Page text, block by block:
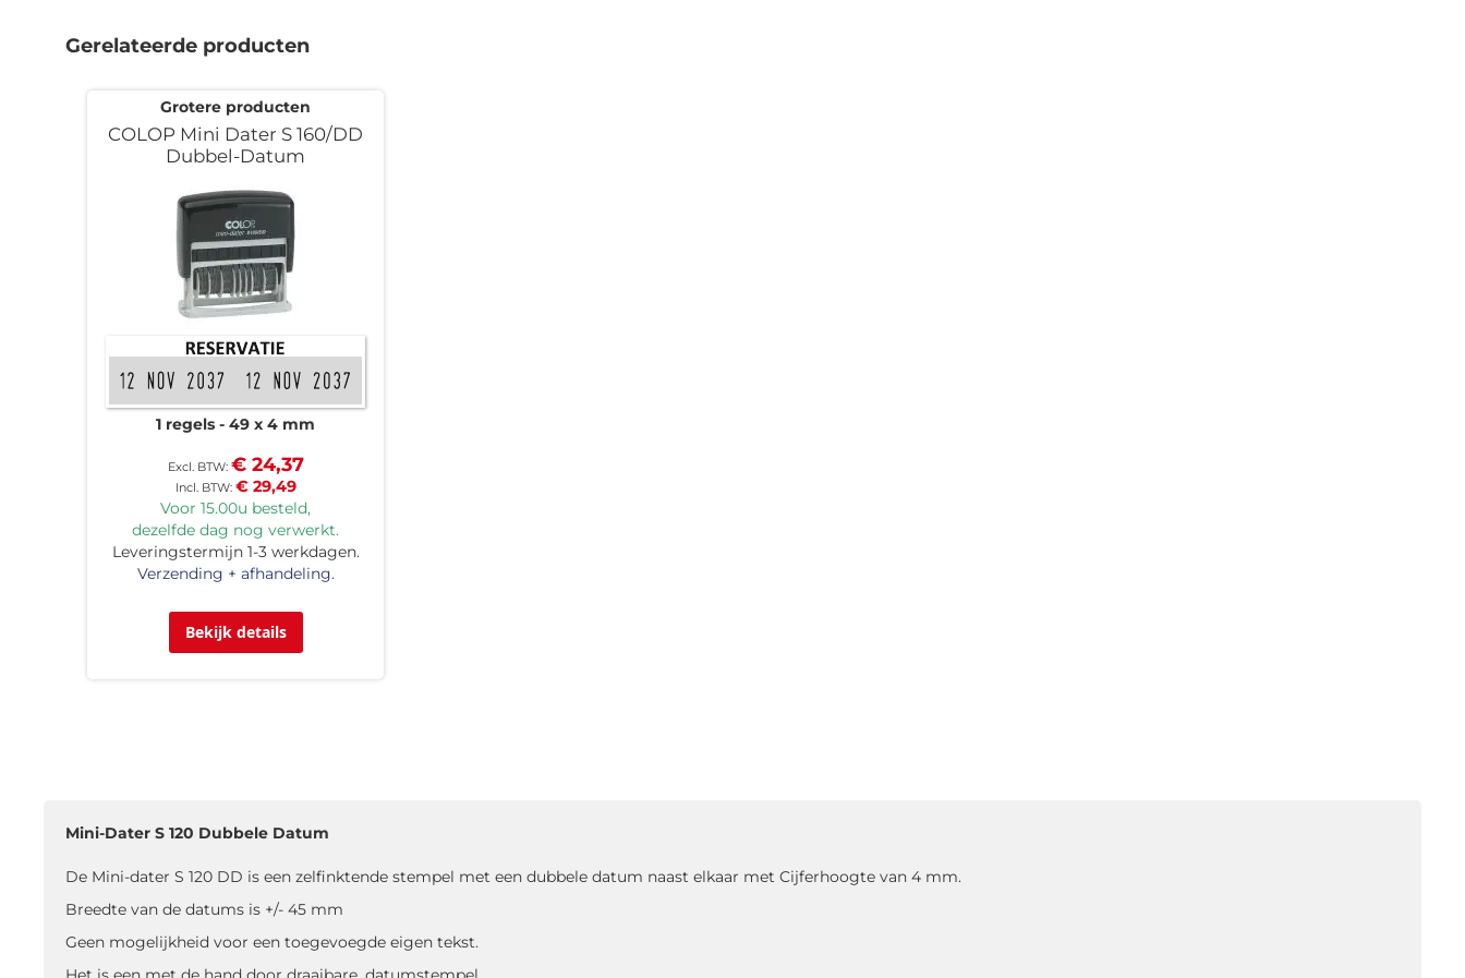
het
afbeeldingen-
Gerelateerde producten
Grotere producten
COLOP Mini Dater S 160/DD
Dubbel-Datum
1 regels 49 x 4 mm
€ 29,49
€ 24,37
Voor 15.00u besteld,
dezelfde dag nog verwerkt.
Leveringstermijn 1-3 werkdagen.
Verzending + afhandeling.
Bekijk details
Mini-Dater S 120 Dubbele Datum
De Mini-dater S 120 DD is een zelfinktende stempel met een dubbele datum naast elkaar met Cijferhoogte van 4 mm.
Breedte van de datums is +/- 45 mm
Geen mogelijkheid voor een toegevoegde eigen tekst.